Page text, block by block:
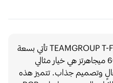
ذاكرة TEAMGROUP T-Force Delta RGB DDR5 تأتي بسعة
32 جيجابايت (2×16) وتردد 6000 ميجاهرتز هي خيار مثالي
وتصميم جذاب. تتميز هذه